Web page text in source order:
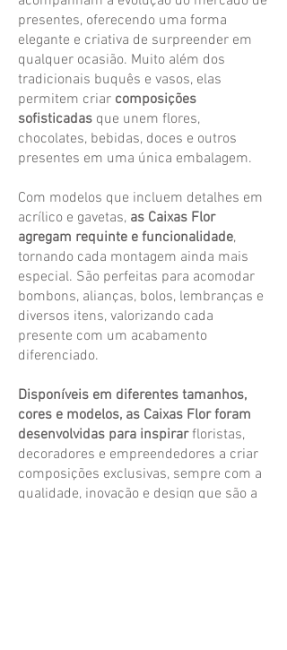
presentes, oferecendo uma forma
elegante e criativa de surpreender em
qualquer ocasião. Muito além dos
tradicionais buquês e vasos, elas
permitem criar composições
sofisticadas que unem flores,
chocolates, bebidas, doces e outros
presentes em uma única embalagem.
Com modelos que incluem detalhes em
acrílico e gavetas, as Caixas Flor
agregam requinte e funcionalidade,
tornando cada montagem ainda mais
especial. São perfeitas para acomodar
bombons, alianças, bolos, lembranças e
diversos itens, valorizando cada
presente com um acabamento
diferenciado.
Disponíveis em diferentes tamanhos,
cores e modelos, as Caixas Flor foram
desenvolvidas para inspirarfloristas,
decoradores e empreendedores a criar
composições exclusivas, sempre com a
qualidade, inovação e design que são a